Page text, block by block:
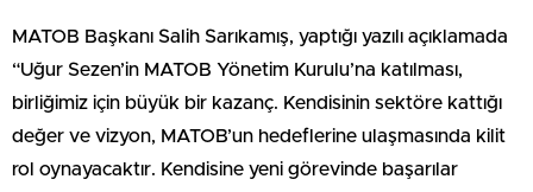
MATOB Başkanı Salih Sarıkamış, yaptığı yazılı açıklamada
“Uğur Sezen’in MATOB Yönetim Kurulu’na katılması,
birliğimiz için büyük bir kazanç. Kendisinin sektöre kattığı
değer ve vizyon, MATOB’un hedeflerine ulaşmasında kilit
rol oynayacaktır. Kendisine yeni görevinde başarılar